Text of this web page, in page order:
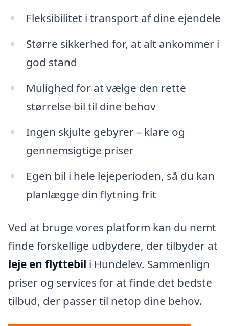
Fleksibilitet i transport af dine ejendele
Større sikkerhed for, at alt ankommer i
god stand
Mulighed for at vælge den rette
størrelse bil til dine behov
Ingen skjulte gebyrer – klare og
gennemsigtige priser
Egen bil i hele lejeperioden, så du kan
planlægge din flytning frit
Ved at bruge vores platform kan du nemt
finde forskellige udbydere, der tilbyder at
leje en flyttebil i Hundelev. Sammenlign
priser og services for at finde det bedste
tilbud, der passer til netop dine behov.